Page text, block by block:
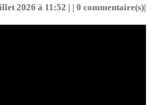
2026 à 11:52 | | 0 commentaire(s)|